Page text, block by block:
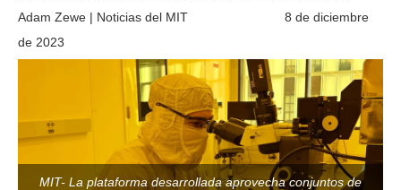
Adam Zewe | Noticias del MIT 8 de diciembre
de 2023
MIT- La plataforma desarrollada aprovecha conjuntos de